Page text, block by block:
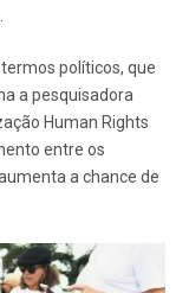
políticos, que
a pesquisadora
Human Rights
entre os
a chance de